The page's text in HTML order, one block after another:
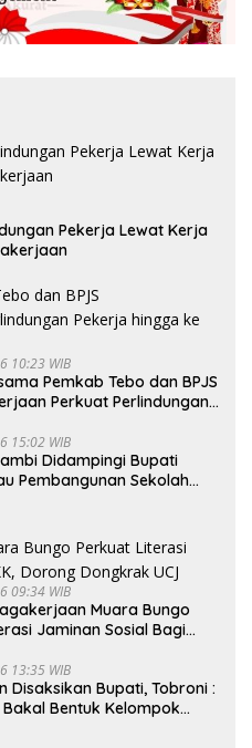
Pekerja Lewat Kerja
10:23 WIB
Pemkab Tebo dan BPJS
Perkuat Perlindungan
15:02 WIB
Didampingi Bupati
Pembangunan Sekolah
09:34 WIB
Muara Bungo
Jaminan Sosial Bagi
13:35 WIB
Disaksikan Bupati, Tobroni :
Bakal Bentuk Kelompok